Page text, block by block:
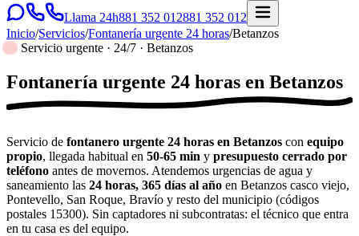
Llama 24h881 352 012881 352 012
Inicio/Servicios/Fontanería urgente 24 horas/Betanzos
Servicio urgente · 24/7 · Betanzos
Fontanería urgente 24 horas en Betanzos
Servicio de fontanero urgente 24 horas en Betanzos con equipo
propio, llegada habitual en 50-65 min y presupuesto cerrado por
teléfono antes de movernos. Atendemos urgencias de agua y
saneamiento las 24 horas, 365 días al año en Betanzos casco viejo,
Pontevello, San Roque, Bravío y resto del municipio (códigos
postales 15300). Sin captadores ni subcontratas: el técnico que entra
en tu casa es del equipo.